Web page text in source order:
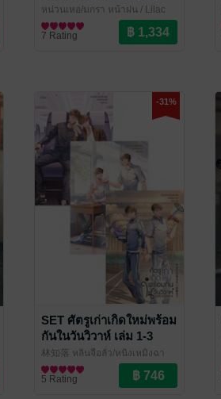
หน่วนเหอ/มกรา หน้าฝน / Lilac
Novel
นิยายวาย Boy Love / Yaoi
7 Rating
-31%
SET ศัตรูเก่าเกิดใหม่พร้อม
กันในวันวิวาห์ เล่ม 1-3
(จบ)
林知落 หลินจือลั่ว/หนิงเหมิงฉา
แปล/ Lilac Novel
นิยายวาย Boy Love / Yaoi
5 Rating